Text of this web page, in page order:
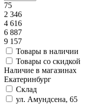
75
2 346
4 616
6 887
9 157
Товары в наличии
Товары со скидкой
Наличие в магазинах
Екатеринбург
Склад
ул. Амундсена, 65